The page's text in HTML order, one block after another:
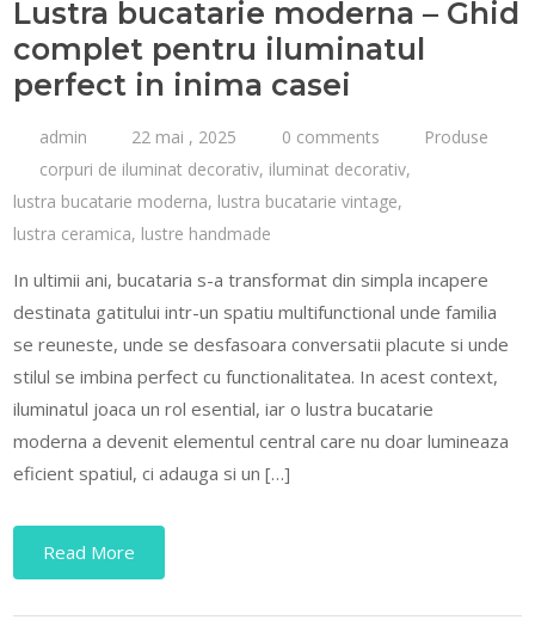
Lustra bucatarie moderna – Ghid
complet pentru iluminatul
perfect in inima casei
admin 22 mai , 2025 0 comments
Produse
corpuri de iluminat decorativ, iluminat decorativ,
lustra bucatarie moderna, lustra bucatarie vintage,
lustra ceramica, lustre handmade
In ultimii ani, bucataria s-a transformat din simpla incapere
destinata gatitului intr-un spatiu multifunctional unde familia
se reuneste, unde se desfasoara conversatii placute si unde
stilul se imbina perfect cu functionalitatea. In acest context,
iluminatul joaca un rol esential, iar o lustra bucatarie
moderna a devenit elementul central care nu doar lumineaza
eficient spatiul, ci adauga si un […]
Read More